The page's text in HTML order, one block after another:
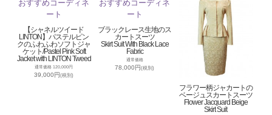
【シャネルツイード
LINTON】パステルピン
クのふわふわソフトジャ
ケット/Pastel Pink Soft
Jacket with LINTON Tweed
通常価格 120,000円
39,000円(税別)
ブラックレース生地のス
カートスーツ
Skirt Suit With Black Lace
Fabric
通常価格
78,000円(税別)
フラワー柄ジャカートの
ベージュスカートスーツ
Flower Jacquard Beige
Skirt Suit